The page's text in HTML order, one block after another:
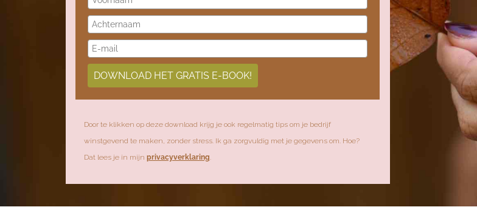
DOWNLOAD HET GRATIS E-BOOK!
Door te klikken op deze download krijg je ook regelmatig tips om je bedrijf
winstgevend te maken, zonder stress. Ik ga zorgvuldig met je gegevens om. Hoe?
Dat lees je in mijn privacyverklaring.